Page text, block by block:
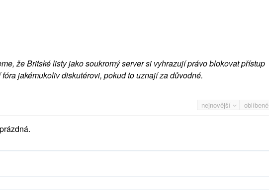
že Britské listy jako soukromý server si vyhrazují právo blokovat přístup
jakémukoliv diskutérovi, pokud to uznají za důvodné.
nejnovější oblíbené